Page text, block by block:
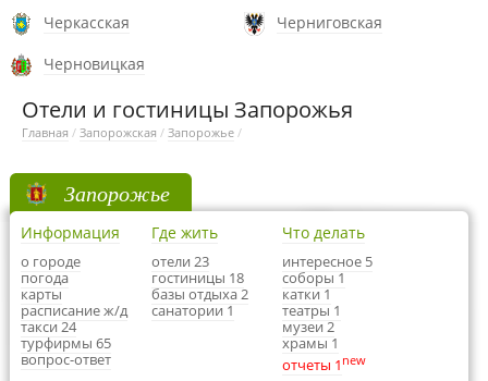
Черкасская
Черниговская
Черновицкая
Отели и гостиницы Запорожья
Главная / Запорожская / Запорожье /
Запорожье
Информация
о городе
погода
карты
расписание ж/д
такси 24
турфирмы 65
вопрос-ответ
Где жить
отели 23
гостиницы 18
базы отдыха 2
санатории 1
Что делать
интересное 5
соборы 1
катки 1
театры 1
музеи 2
храмы 1
отчеты 1 new